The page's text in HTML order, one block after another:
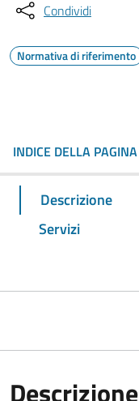
Condividi
Normativa di riferimento
INDICE DELLA PAGINA
Descrizione
Servizi
Descrizione